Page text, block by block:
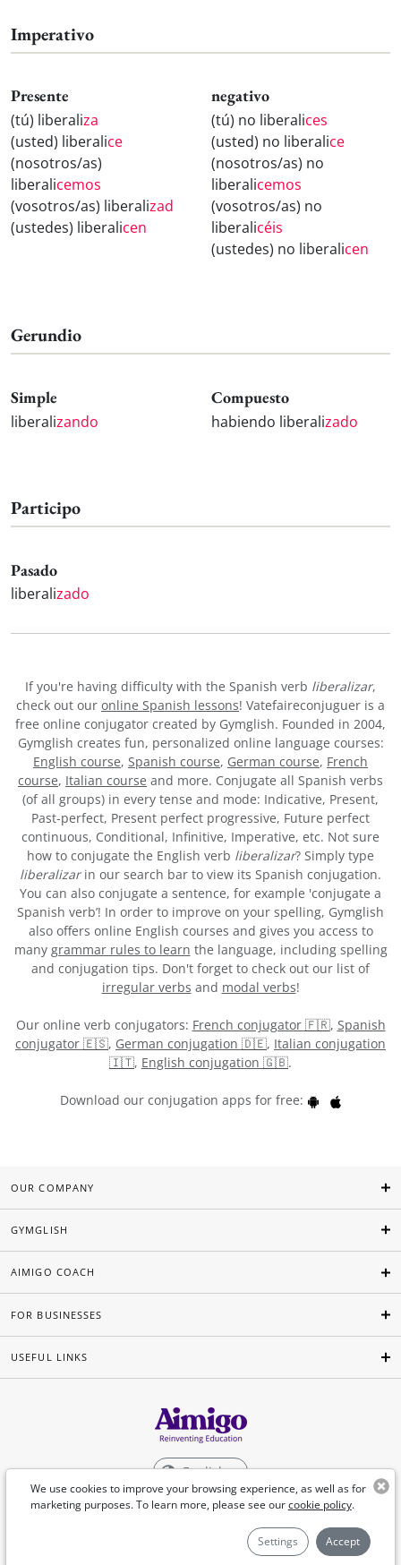
Imperativo
Presente
(tú) liberaliza
(usted) liberalice
(nosotros/as)
liberalicemos
(vosotros/as) liberalizad
(ustedes) liberalicen
negativo
(tú) no liberalices
(usted) no liberalice
(nosotros/as) no
liberalicemos
(vosotros/as) no
liberalicéis
(ustedes) no liberalicen
Gerundio
Simple
liberalizando
Compuesto
habiendo liberalizado
Participo
Pasado
liberalizado
If you're having difficulty with the Spanish verb liberalizar,
check out our online Spanish lessons! Vatefaireconjuguer is a
free online conjugator created by Gymglish. Founded in 2004,
Gymglish creates fun, personalized online language courses:
English course, Spanish course, German course, French
course, Italian course and more. Conjugate all Spanish verbs
(of all groups) in every tense and mode: Indicative, Present,
Past-perfect, Present perfect progressive, Future perfect
continuous, Conditional, Infinitive, Imperative, etc. Not sure
how to conjugate the English verb liberalizar? Simply type
liberalizarin our search bar to view its Spanish conjugation.
You can also conjugate a sentence, for example 'conjugate a
Spanish verb’! In order to improve on your spelling, Gymglish
also offers online English courses and gives you access to
many grammar rules to learn the language, including spelling
and conjugation tips. Don't forget to check out our list of
irregular verbs and modal verbs!
Our online verb conjugators: French conjugator 🇫🇷, Spanish
conjugator 🇪🇸, German conjugation 🇩🇪, Italian conjugation
🇮🇹, English conjugation 🇬🇧.
Download our conjugation apps for free:
We use cookies to improve your browsing experience, as well as for
marketing purposes. To learn more, please see ourcookie policy.
Settings Accept
OUR COMPANY
GYMGLISH
AIMIGO COACH
FOR BUSINESSES
USEFUL LINKS
English
©Aimigo 2026